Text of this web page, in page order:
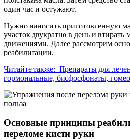
один час и остужают.
Нужно наносить приготовленную
участок двукратно в день и
движениями. Далее рассмотрим
реабилитации.
Читайте также: Препараты для
гормональные, бисфосфонаты,
Основные принципы
переломе кисти руки